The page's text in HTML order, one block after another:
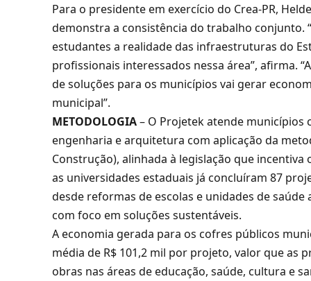
Para o presidente em exercício do Crea-PR,
demonstra a consistência do trabalho conjunto.
estudantes a realidade das infraestruturas do
profissionais interessados nessa área”, afirma.
de soluções para os municípios vai gerar
municipal”.
METODOLOGIA– O Projetek atende
engenharia e arquitetura com aplicação da
Construção), alinhada à legislação que
as universidades estaduais já concluíram 87
desde reformas de escolas e unidades de
com foco em soluções sustentáveis.
A economia gerada para os cofres públicos
média de R$ 101,2 mil por projeto, valor que as
obras nas áreas de educação, saúde, cultura e